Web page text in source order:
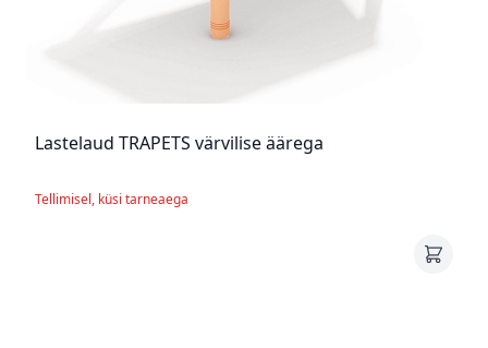
Lastelaud TRAPETS värvilise äärega
Tellimisel, küsi tarneaega